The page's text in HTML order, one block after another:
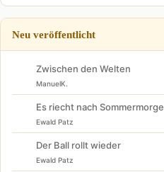
Neu veröffentlicht
Zwischen den Welten
ManuelK.
Es riecht nach Sommermorge
Ewald Patz
Der Ball rollt wieder
Ewald Patz